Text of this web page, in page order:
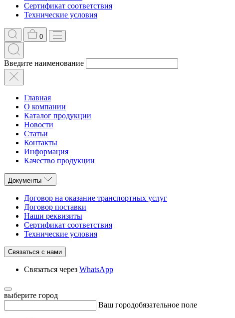
Сертификат соответствия
Технические условия
0
Введите наименование
Главная
О компании
Каталог продукции
Новости
Статьи
Контакты
Информация
Качество продукции
Документы
Договор на оказание транспортных услуг
Договор поставки
Наши реквизиты
Сертификат соответствия
Технические условия
Связаться с нами
Связаться через WhatsApp
выберите город
Ваш городобязательное поле